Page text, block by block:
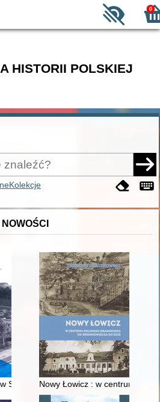
0
HISTORII POLSKIEJ
Kolekcje
NOWOŚCI
Sopocie : prestiż finansowy i
Nowy Łowicz : w centrum